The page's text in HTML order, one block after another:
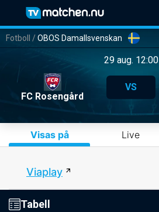
Fotboll /OBOS Damallsvenskan
29 aug. 12:00
FC Rosengård
VS
Visas på Live
Viaplay
Tabell